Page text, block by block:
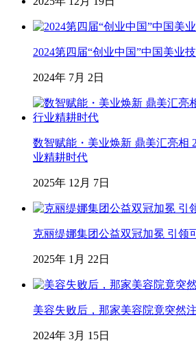
2024第四届“创业中国”中国美业
2024年 7月 2日
数智赋能・美业焕新 鼎美汇亮相
业精耕时代
2025年 12月 7日
克丽缇娜集团公益双冠加冕 引领
2025年 1月 22日
美容失败后，那家美容院竟突然
2024年 3月 15日